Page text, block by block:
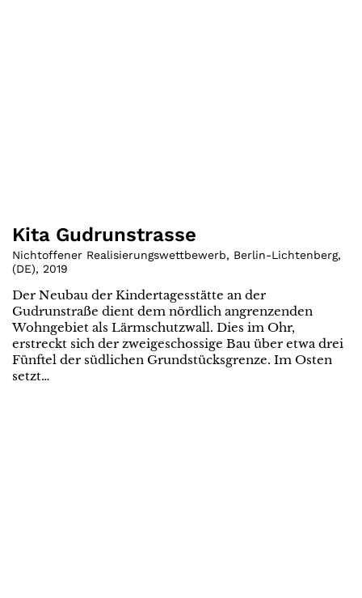
Kita Gudrunstrasse
Nichtoffener Realisierungswettbewerb, Berlin-Lichtenberg,
(DE), 2019
Der Neubau der Kindertagesstätte an der
Gudrunstraße dient dem nördlich angrenzenden
Wohngebiet als Lärmschutzwall. Dies im Ohr,
erstreckt sich der zweigeschossige Bau über etwa drei
Fünftel der südlichen Grundstücksgrenze. Im Osten
setzt…